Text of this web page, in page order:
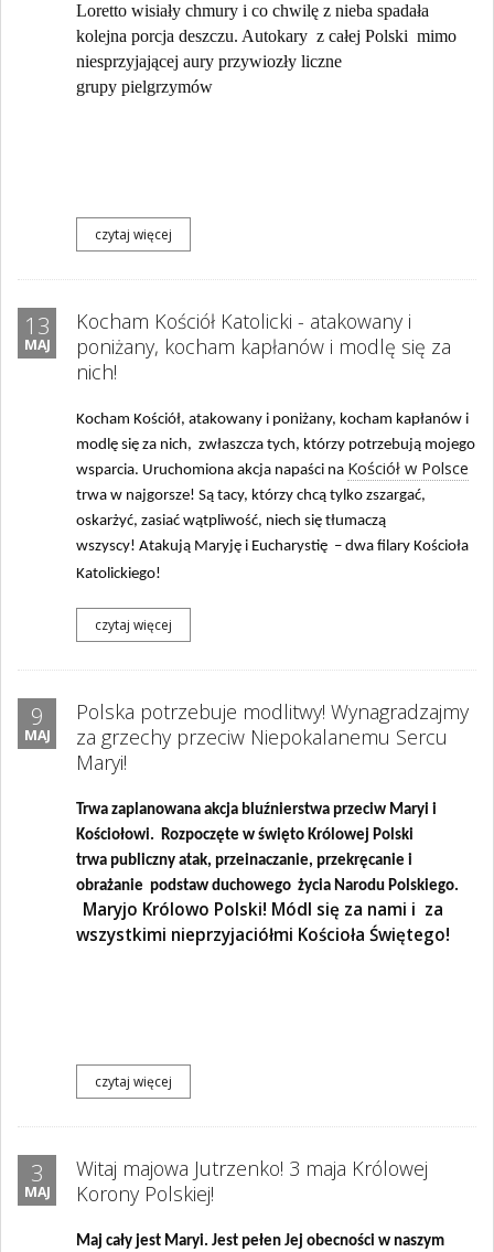
Loretto wisiały chmury i co chwilę z nieba spadała
kolejna porcja deszczu. Autokary z całej Polski mimo
niesprzyjającej aury przywiozły liczne
grupy pielgrzymów
czytaj więcej
13
MAJ
Kocham Kościół Katolicki - atakowany i
poniżany, kocham kapłanów i modlę się za
nich!
Kocham Kościół, atakowany i poniżany, kocham kapłanów i
modlę się za nich, zwłaszcza tych, którzy potrzebują mojego
wsparcia. Uruchomiona akcja napaści na Kościół w Polsce
trwa w najgorsze! Są tacy, którzy chcą tylko zszargać,
oskarżyć, zasiać wątpliwość, niech się tłumaczą
wszyscy! Atakują Maryję i Eucharystię – dwa filary Kościoła
Katolickiego!
czytaj więcej
9
MAJ
Polska potrzebuje modlitwy! Wynagradzajmy
za grzechy przeciw Niepokalanemu Sercu
Maryi!
Trwa zaplanowana akcja bluźnierstwa przeciw Maryi i
Kościołowi. Rozpoczęte w święto Królowej Polski
trwa publiczny atak, przeinaczanie, przekręcanie i
obrażanie podstaw duchowego życia Narodu Polskiego.
Maryjo Królowo Polski! Módl się za nami i za
wszystkimi nieprzyjaciółmi Kościoła Świętego!
czytaj więcej
3
MAJ
Witaj majowa Jutrzenko! 3 maja Królowej
Korony Polskiej!
Maj cały jest Maryi. Jest pełen Jej obecności w naszym